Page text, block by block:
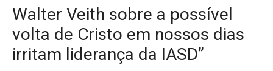
Walter Veith sobre a possível
volta de Cristo em nossos dias
irritam liderança da IASD”